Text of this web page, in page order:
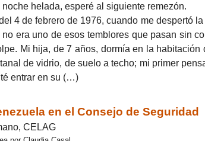
helada, esperé al siguiente remezón.
4 de febrero de 1976, cuando me despertó
era uno de esos temblores que pasan sin
Mi hija, de 7 años, dormía en la habitación
de vidrio, de suelo a techo; mi primer
entrar en su (…)
en el Consejo de Seguridad
CELAG